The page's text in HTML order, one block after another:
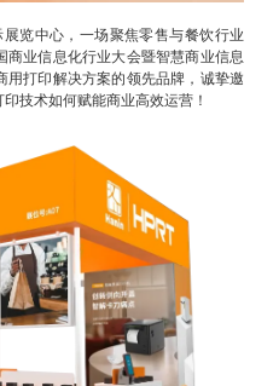
览中心，一场聚焦零售与餐饮行业
业信息化行业大会暨智慧商业信息
打印解决方案的领先品牌，诚挚邀
技术如何赋能商业高效运营！